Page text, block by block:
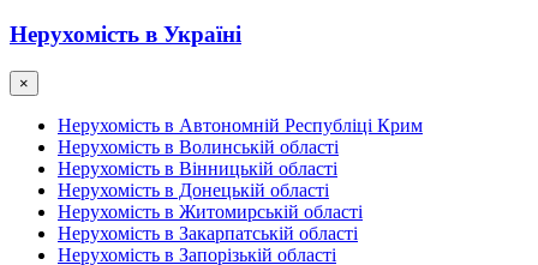
Нерухомість в Україні
×
Нерухомість в Автономній Республіці Крим
Нерухомість в Волинській області
Нерухомість в Вінницькій області
Нерухомість в Донецькій області
Нерухомість в Житомирській області
Нерухомість в Закарпатській області
Нерухомість в Запорізькій області